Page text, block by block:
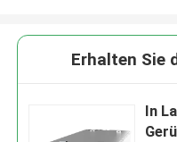
Erhalten Sie
In